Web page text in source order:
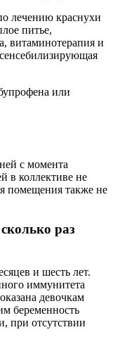
лечению краснухи
питье,
витаминотерапия и
или
с момента
в коллективе не
помещения также не
раз
и шесть лет.
иммунитета
девочкам
беременность
при отсутствии